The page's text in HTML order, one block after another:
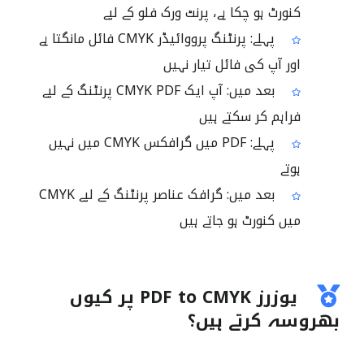
کنورٹ ہو چکا ہے، پرنٹ ورک فلو کے لیے
پہلے: پرنٹنگ پرووائیڈر CMYK فائل مانگتا ہے
اور آپ کی فائل تیار نہیں
بعد میں: آپ ایک CMYK PDF پرنٹنگ کے لیے
فراہم کر سکتے ہیں
پہلے: PDF میں گرافکس CMYK میں نہیں
ہوتے
بعد میں: گرافک عناصر پرنٹنگ کے لیے CMYK
میں کنورٹ ہو جاتے ہیں
یوزرز PDF to CMYK پر کیوں
بھروسہ کرتے ہیں؟